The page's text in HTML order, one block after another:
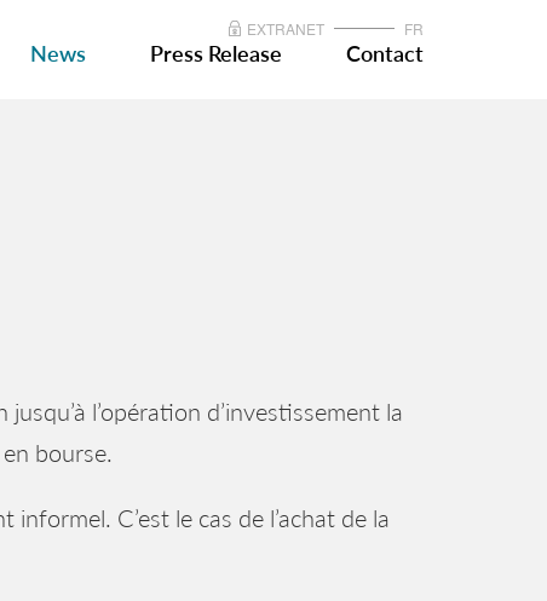
EXTRANET FR
News Press Release Contact
l’opération d’investissement la
bourse.
C’est le cas de l’achat de la